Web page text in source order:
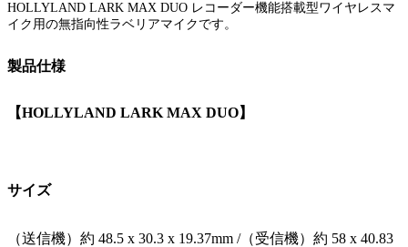
HOLLYLAND LARK MAX DUO レコーダー機能搭載型ワイヤレスマ
イク用の無指向性ラベリアマイクです。
製品仕様
【HOLLYLAND LARK MAX DUO】
サイズ
（送信機）約 48.5 x 30.3 x 19.37mm /（受信機）約 58 x 40.83